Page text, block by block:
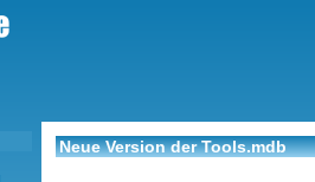
Neue Version der Tools.mdb